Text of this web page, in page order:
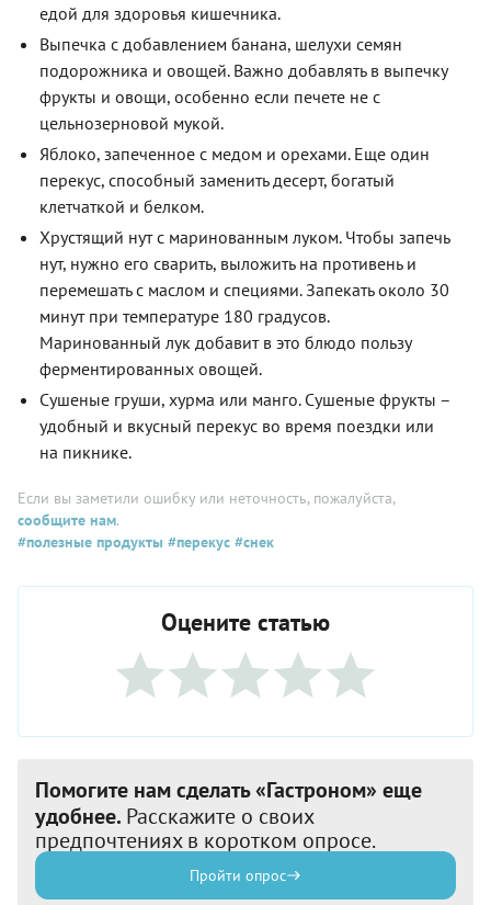
едой для здоровья кишечника.
Выпечка с добавлением банана, шелухи семян
подорожника и овощей. Важно добавлять в выпечку
фрукты и овощи, особенно если печете не с
цельнозерновой мукой.
Яблоко, запеченное с медом и орехами. Еще один
перекус, способный заменить десерт, богатый
клетчаткой и белком.
Хрустящий нут с маринованным луком. Чтобы запечь
нут, нужно его сварить, выложить на противень и
перемешать с маслом и специями. Запекать около 30
минут при температуре 180 градусов.
Маринованный лук добавит в это блюдо пользу
ферментированных овощей.
Сушеные груши, хурма или манго. Сушеные фрукты –
удобный и вкусный перекус во время поездки или
на пикнике.
Если вы заметили ошибку или неточность, пожалуйста,
сообщите нам.
#полезные продукты #перекус #снек
Оцените статью
Помогите нам сделать «Гастроном» еще
удобнее. Расскажите о своих
предпочтениях в коротком опросе.
Пройти опрос